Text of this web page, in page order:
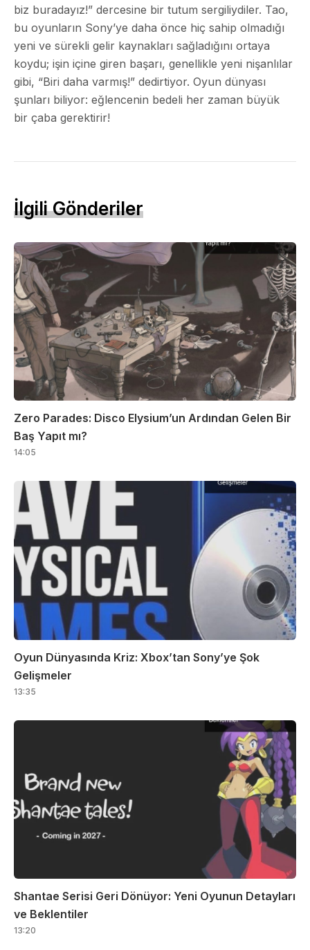
biz buradayız!” dercesine bir tutum sergiliydiler. Tao,
bu oyunların Sony’ye daha önce hiç sahip olmadığı
yeni ve sürekli gelir kaynakları sağladığını ortaya
koydu; işin içine giren başarı, genellikle yeni nişanlılar
gibi, “Biri daha varmış!” dedirtiyor. Oyun dünyası
şunları biliyor: eğlencenin bedeli her zaman büyük
bir çaba gerektirir!
İlgili Gönderiler
Zero Parades: Disco Elysium’un Ardından Gelen Bir
Baş Yapıt mı?
14:05
Oyun Dünyasında Kriz: Xbox’tan Sony’ye Şok
Gelişmeler
13:35
Shantae Serisi Geri Dönüyor: Yeni Oyunun Detayları
ve Beklentiler
13:20